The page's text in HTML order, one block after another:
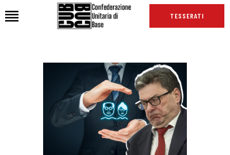
TESSERATI
CHI SIAMO
PODCAST CUB